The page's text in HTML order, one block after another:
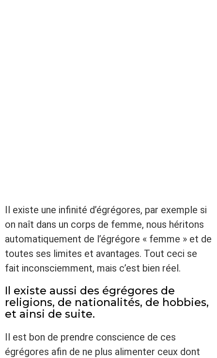
Il existe une infinité d’égrégores, par exemple si
on naît dans un corps de femme, nous héritons
automatiquement de l’égrégore « femme » et de
toutes ses limites et avantages. Tout ceci se
fait inconsciemment, mais c’est bien réel.
Il existe aussi des égrégores de
religions, de nationalités, de hobbies,
et ainsi de suite.
Il est bon de prendre conscience de ces
égrégores afin de ne plus alimenter ceux dont